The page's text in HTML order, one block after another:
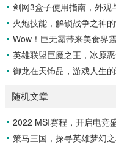
剑网3盒子使用指南，外观
火炮技能，解锁战争之神
Wow！巨无霸带来美食界
英雄联盟巨魔之王，冰原
御龙在天饰品，游戏人生
随机文章
2022 MSI赛程，开启电竞
策马三国，探寻英雄梦幻